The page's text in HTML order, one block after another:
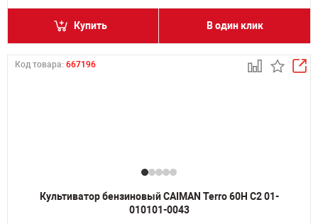
Купить В один клик
Код товара: 667196
Культиватор бензиновый CAIMAN Terro 60H C2 01-
010101-0043